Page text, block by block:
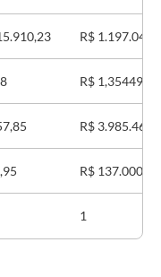
R$
R$ 1,354499
R$
R$ 137.000,00
1